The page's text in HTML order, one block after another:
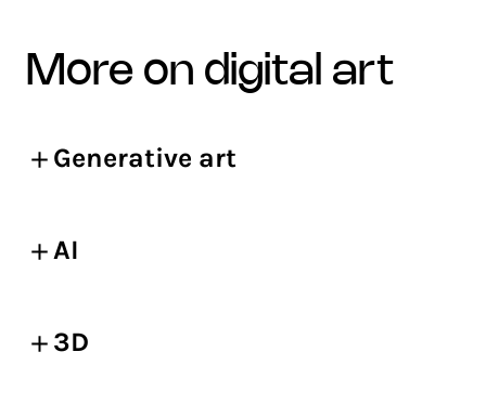
more on digital art
Generative art
AI
3D